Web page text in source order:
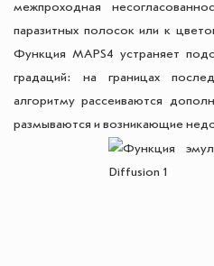
межпроходная
паразитных полосок или к
Функция MAPS4 устраняет
градаций: на границах
алгоритму рассеиваются
размываются и возникающие